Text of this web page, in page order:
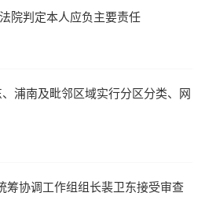
院判定本人应负主要责任
浦南及毗邻区域实行分区分类、网
筹协调工作组组长裴卫东接受审查